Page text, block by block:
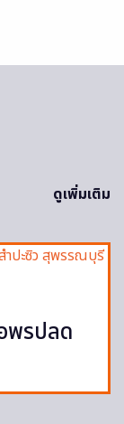
ดูเพิ่มเติม
พรปลด